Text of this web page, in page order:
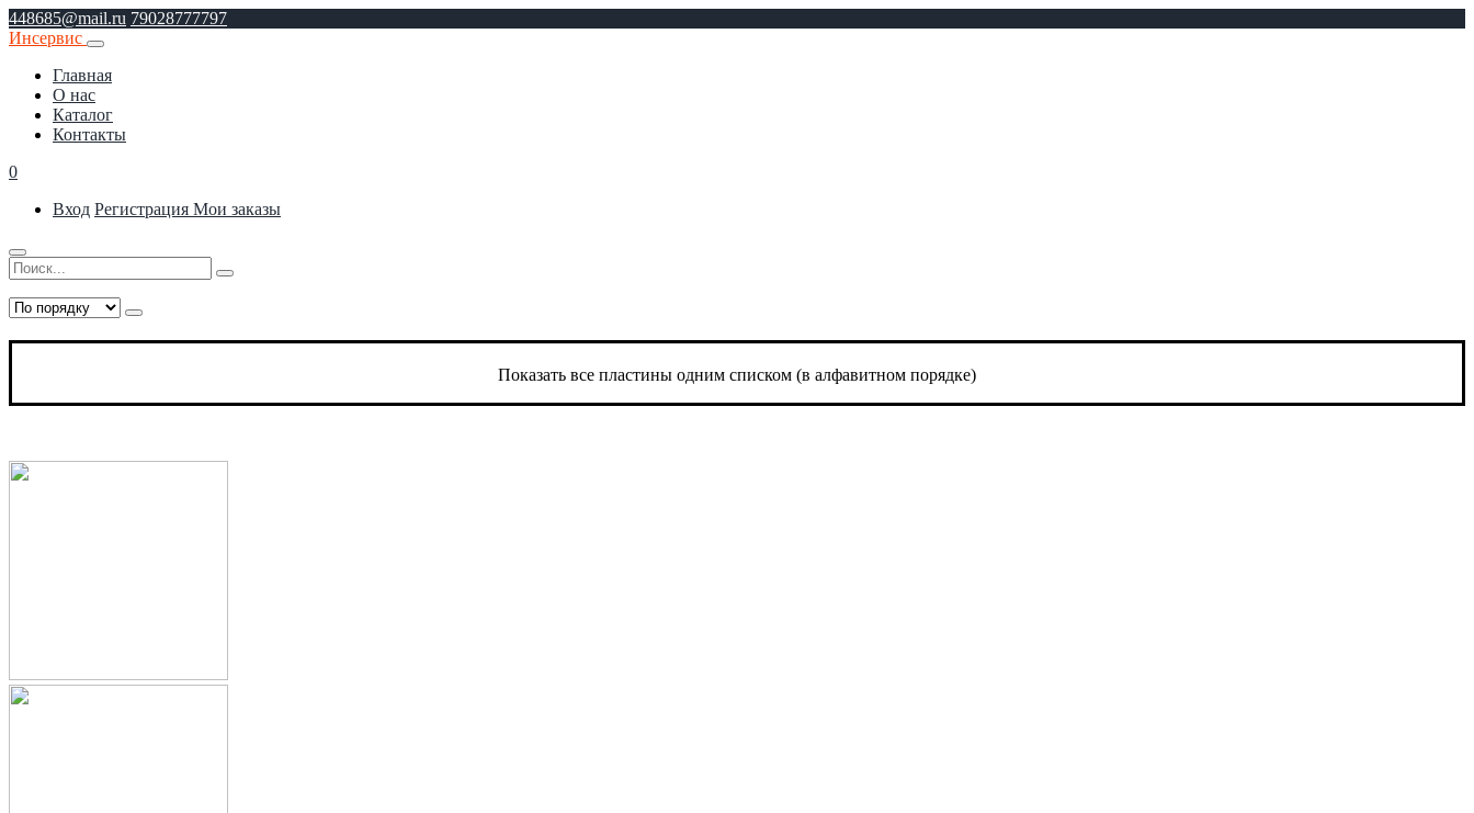
448685@mail.ru 79028777797
Инсервис
Главная
О нас
Каталог
Контакты
0
Вход Регистрация Мои заказы
Показать все пластины одним списком (в алфавитном порядке)